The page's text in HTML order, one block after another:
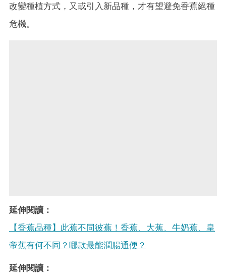
改變種植方式，又或引入新品種，才有望避免香蕉絕種
危機。
延伸閱讀：
【香蕉品種】此蕉不同彼蕉！香蕉、大蕉、牛奶蕉、皇
帝蕉有何不同？哪款最能潤腸通便？
延伸閱讀：